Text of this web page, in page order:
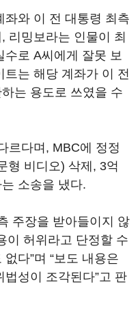
와 이 전 대통령 최측
리밍보라는 인물이 최
수로 A씨에게 잘못 보
트는 해당 계좌가 이 전
는 용도로 쓰였을 수
르다며, MBC에 정정
형 비디오) 삭제, 3억
소송을 냈다.
주장을 받아들이지 않
이 허위라고 단정할 수
다”며 “보도 내용은
성이 조각된다”고 판